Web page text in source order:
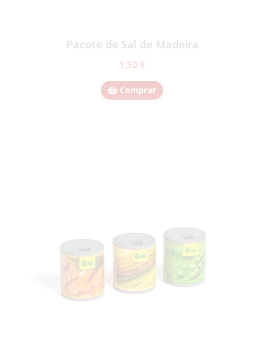
Pacote de Sal de Madeira
1,50 €
Comprar